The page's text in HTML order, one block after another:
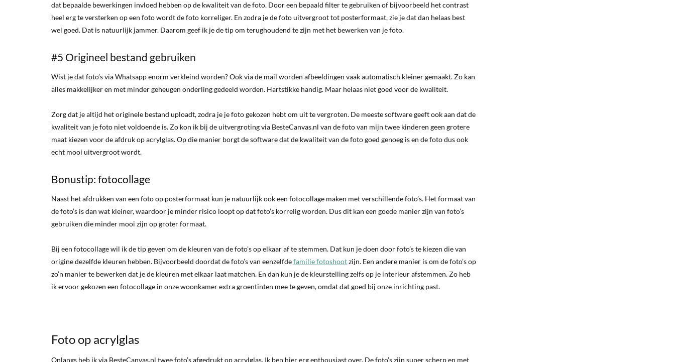
dat bepaalde bewerkingen invloed hebben op de kwaliteit van de foto. Door een bepaald filter te gebruiken of bijvoorbeeld het contrast
heel erg te versterken op een foto wordt de foto korreliger. En zodra je de foto uitvergroot tot posterformaat, zie je dat dan helaas best
wel goed. Dat is natuurlijk jammer. Daarom geef ik je de tip om terughoudend te zijn met het bewerken van je foto.
#5 Origineel bestand gebruiken
Wist je dat foto’s via Whatsapp enorm verkleind worden? Ook via de mail worden afbeeldingen vaak automatisch kleiner gemaakt. Zo kan
alles makkelijker en met minder geheugen onderling gedeeld worden. Hartstikke handig. Maar helaas niet goed voor de kwaliteit.
Zorg dat je altijd het originele bestand uploadt, zodra je je foto gekozen hebt om uit te vergroten. De meeste software geeft ook aan dat de
kwaliteit van je foto niet voldoende is. Zo kon ik bij de uitvergroting via BesteCanvas.nl van de foto van mijn twee kinderen geen grotere
maat kiezen voor de afdruk op acrylglas. Op die manier borgt de software dat de kwaliteit van de foto goed genoeg is en de foto dus ook
echt mooi uitvergroot wordt.
Bonustip: fotocollage
Naast het afdrukken van een foto op posterformaat kun je natuurlijk ook een fotocollage maken met verschillende foto’s. Het formaat van
de foto’s is dan wat kleiner, waardoor je minder risico loopt op dat foto’s korrelig worden. Dus dit kan een goede manier zijn van foto’s
gebruiken die minder mooi zijn op groter formaat.
Bij een fotocollage wil ik de tip geven om de kleuren van de foto’s op elkaar af te stemmen. Dat kun je doen door foto’s te kiezen die van
origine dezelfde kleuren hebben. Bijvoorbeeld doordat de foto’s van eenzelfdefamilie fotoshootzijn. Een andere manier is om de foto’s op
zo’n manier te bewerken dat je de kleuren met elkaar laat matchen. En dan kun je de kleurstelling zelfs op je interieur afstemmen. Zo heb
ik ervoor gekozen een fotocollage in onze woonkamer extra groentinten mee te geven, omdat dat goed bij onze inrichting past.
Foto op acrylglas
Onlangs heb ik via BesteCanvas.nl twee foto’s afgedrukt op acrylglas. Ik ben hier erg enthousiast over. De foto’s zijn super scherp en met